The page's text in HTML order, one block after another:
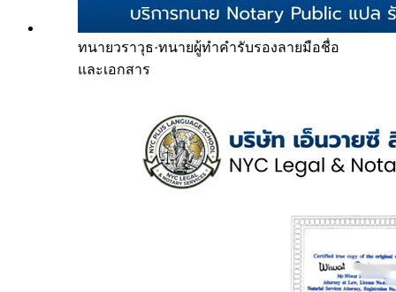
ทนายวราวุธ·ทนายผู้ทำคำรับรองลายมือชื่อ
และเอกสาร